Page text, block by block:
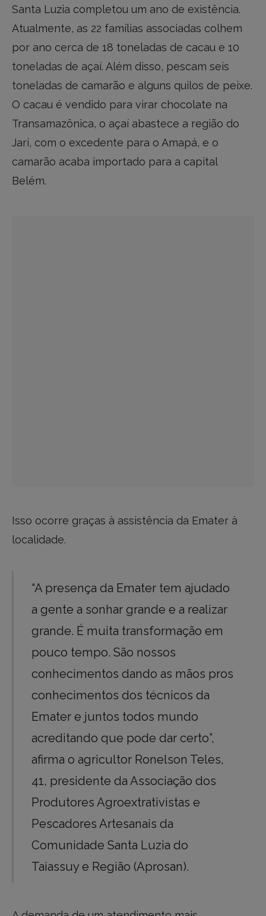
Santa Luzia completou um ano de existência.
Atualmente, as 22 famílias associadas colhem
por ano cerca de 18 toneladas de cacau e 10
toneladas de açaí. Além disso, pescam seis
toneladas de camarão e alguns quilos de peixe.
O cacau é vendido para virar chocolate na
Transamazônica, o açaí abastece a região do
Jari, com o excedente para o Amapá, e o
camarão acaba importado para a capital
Belém.
Isso ocorre graças à assistência da Emater à
localidade.
“A presença da Emater tem ajudado
a gente a sonhar grande e a realizar
grande. É muita transformação em
pouco tempo. São nossos
conhecimentos dando as mãos pros
conhecimentos dos técnicos da
Emater e juntos todos mundo
acreditando que pode dar certo”,
afirma o agricultor Ronelson Teles,
41, presidente da Associação dos
Produtores Agroextrativistas e
Pescadores Artesanais da
Comunidade Santa Luzia do
Taiassuy e Região (Aprosan).